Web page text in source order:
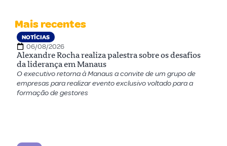
Mais recentes
NOTÍCIAS
06/08/2026
Alexandre Rocha realiza palestra sobre os desafios
da liderança em Manaus
O executivo retorna à Manaus a convite de um grupo de
empresas para realizar evento exclusivo voltado para a
formação de gestores